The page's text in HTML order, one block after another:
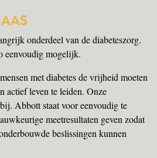
onderdeel van de diabeteszorg.
eenvoudig mogelijk.
met diabetes de vrijheid moeten
actief leven te leiden. Onze
Abbott staat voor eenvoudig te
meetresultaten geven zodat
beslissingen kunnen